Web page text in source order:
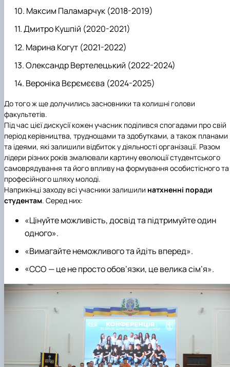
Максим Паламарчук (2018-2019)
Дмитро Кушпій (2020-2021)
Марина Когут (2021-2022)
Олександр Вертелецький (2022-2024)
Вероніка Вєрємєєва (2024-2025)
До того ж ще долучились засновники та колишні голови
факультетів.
Під час цієї дискусії кожен учасник поділився спогадами про свій
період керівництва, труднощами та здобутками, а також планами
та ідеями, які залишили відбиток у діяльності організації. Разом
лідери різних років змалювали картину еволюції студентського
самоврядування та його впливу на формування особистісного та
професійного шляху молоді.
Наприкінці заходу всі учасники залишили натхненні поради
студентам. Серед них:
«Цінуйте можливість, досвід та підтримуйте один
одного».
«Вимагайте неможливого та йдіть вперед».
«ССО — це не просто обов’язки, це велика сім’я».